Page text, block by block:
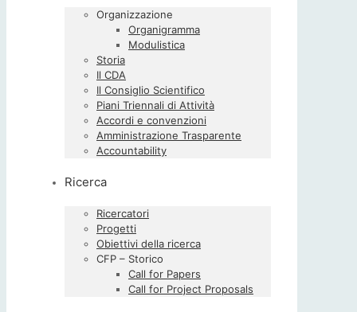
Organizzazione
Organigramma
Modulistica
Storia
Il CDA
Il Consiglio Scientifico
Piani Triennali di Attività
Accordi e convenzioni
Amministrazione Trasparente
Accountability
Ricerca
Ricercatori
Progetti
Obiettivi della ricerca
CFP – Storico
Call for Papers
Call for Project Proposals